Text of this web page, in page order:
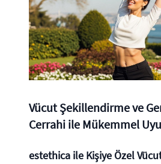
Vücut Şekillendirme ve
Cerrahi ile Mükemmel
estethica ile Kişiye Özel